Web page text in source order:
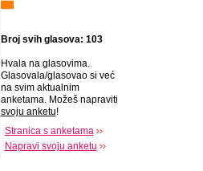
Broj svih glasova: 103
Hvala na glasovima.
Glasovala/glasovao si već
na svim aktualnim
anketama. Možeš napraviti
svoju anketu!
Stranica s anketama
Napravi svoju anketu